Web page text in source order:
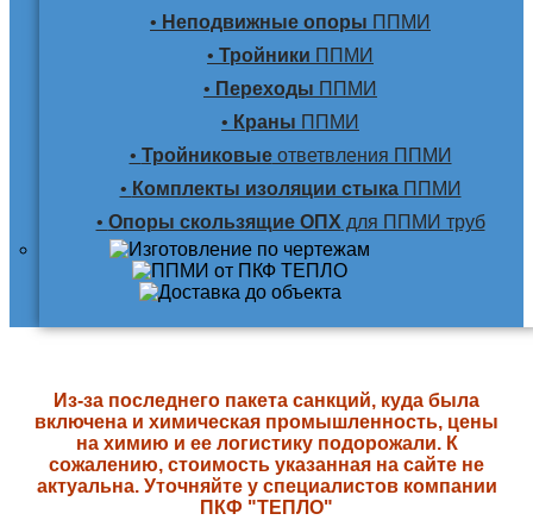
• Неподвижные опоры ППМИ
• Тройники ППМИ
• Переходы ППМИ
• Краны ППМИ
• Тройниковыеответвления ППМИ
• Комплекты изоляции стыкаППМИ
• Опоры скользящие ОПХ для ППМИ труб
Из-за последнего пакета санкций, куда была
включена и химическая промышленность, цены
на химию и ее логистику подорожали. К
сожалению, стоимость указанная на сайте не
актуальна. Уточняйте у специалистов компании
ПКФ "ТЕПЛО"